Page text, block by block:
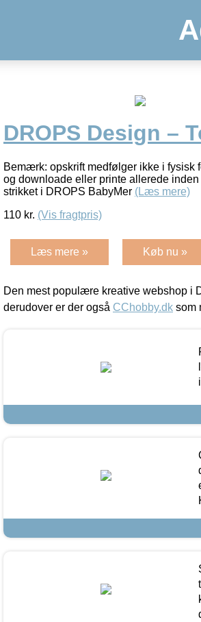
DROPS Design –
Bemærk: opskrift medfølger ikke i fysisk
og downloade eller printe allerede
strikket i DROPS BabyMer (Læs mere)
110 kr. (Vis fragtpris)
Læs mere » Køb nu »
Den mest populære kreative webshop i
derudover er der også CChobby.dk som